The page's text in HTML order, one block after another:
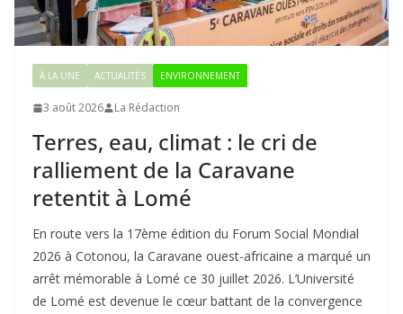
À LA UNE ACTUALITÉS ENVIRONNEMENT
3 août 2026 La Rédaction
Terres, eau, climat : le cri de
ralliement de la Caravane
retentit à Lomé
En route vers la 17ème édition du Forum Social Mondial
2026 à Cotonou, la Caravane ouest-africaine a marqué un
arrêt mémorable à Lomé ce 30 juillet 2026. L’Université
de Lomé est devenue le cœur battant de la convergence